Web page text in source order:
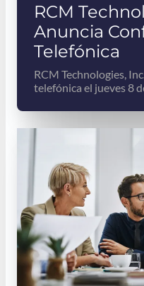
RCM
Anuncia
Telefónica
RCM Technologies,
telefónica el jueves 8